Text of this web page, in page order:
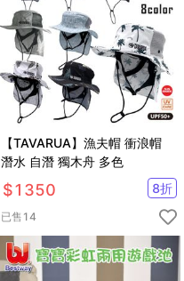
【TAVARUA】漁夫帽 衝浪帽
潛水 自潛 獨木舟 多色
$1350 8折
已售 14